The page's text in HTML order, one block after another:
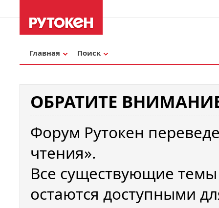
Главная Поиск
ОБРАТИТЕ
Форум Рутокен
чтения».
Все существующие
остаются доступными